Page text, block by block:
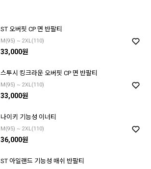
ST 오버핏 CP 면 반팔티
M(95) ~ 2XL(110)
33,000원
스투시 킹크라운 오버핏 CP 면 반팔티
M(95) ~ 2XL(110)
33,000원
나이키 기능성 이너티
M(95) ~ 2XL(110)
36,000원
ST 아일랜드 기능성 매쉬 반팔티